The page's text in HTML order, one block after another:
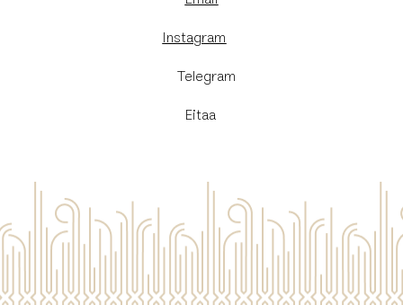
Instagram
​Telegram
Eitaa